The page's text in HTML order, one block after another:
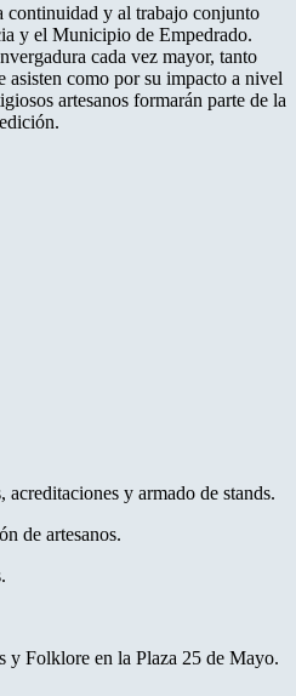
continuidad y al trabajo conjunto
y el Municipio de Empedrado.
cada vez mayor, tanto
asisten como por su impacto a nivel
artesanos formarán parte de la
acreditaciones y armado de stands.
de artesanos.
y Folklore en la Plaza 25 de Mayo.